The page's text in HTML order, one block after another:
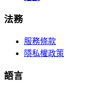
法務
服務條款
隱私權政策
語言